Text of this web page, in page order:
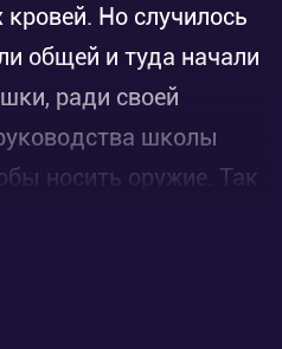
Но случилось
общей и туда начали
ради своей
школы
носить оружие. Так
эту школу и идя по
с битой, то это
был образована